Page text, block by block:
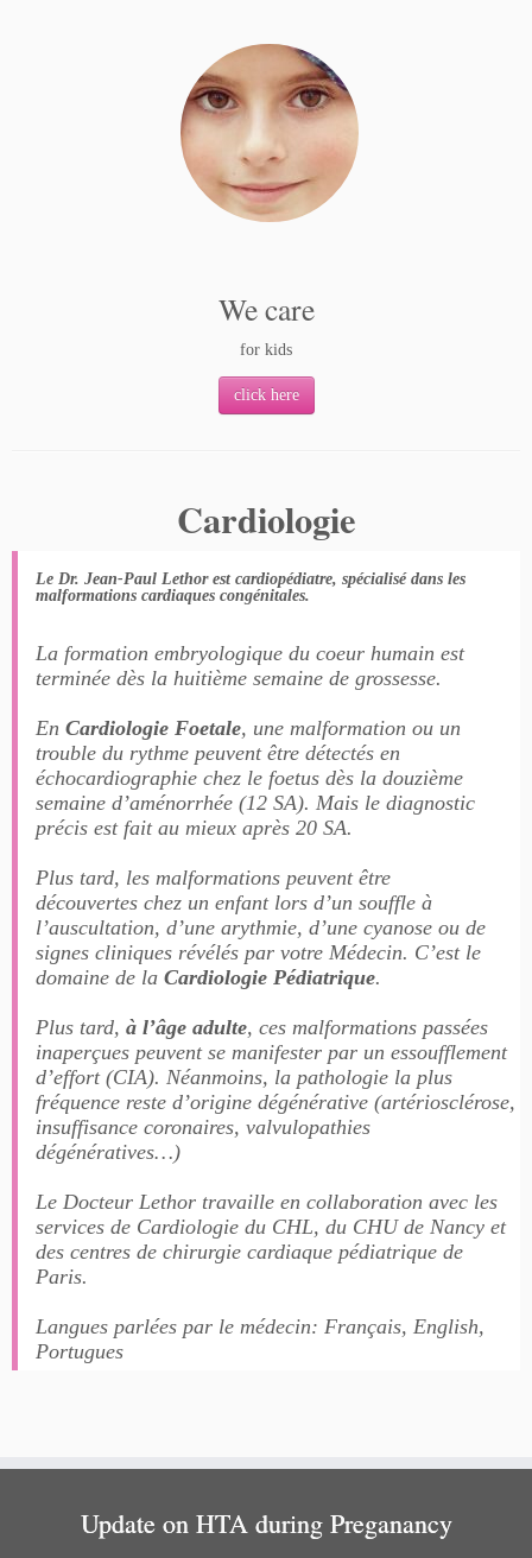
We care
for kids
click here
Cardiologie
Le Dr. Jean-Paul Lethor est cardiopédiatre, spécialisé dans les
malformations cardiaques congénitales.
La formation embryologique du coeur humain est
terminée dès la huitième semaine de grossesse.
En Cardiologie Foetale, une malformation ou un
trouble du rythme peuvent être détectés en
échocardiographie chez le foetus dès la douzième
semaine d’aménorrhée (12 SA). Mais le diagnostic
précis est fait au mieux après 20 SA.
Plus tard, les malformations peuvent être
découvertes chez un enfant lors d’un souffle à
l’auscultation, d’une arythmie, d’une cyanose ou de
signes cliniques révélés par votre Médecin. C’est le
domaine de la Cardiologie Pédiatrique.
Plus tard, à l’âge adulte, ces malformations passées
inaperçues peuvent se manifester par un essoufflement
d’effort (CIA). Néanmoins, la pathologie la plus
fréquence reste d’origine dégénérative (artériosclérose,
insuffisance coronaires, valvulopathies
dégénératives…)
Le Docteur Lethor travaille en collaboration avec les
services de Cardiologie du CHL, du CHU de Nancy et
des centres de chirurgie cardiaque pédiatrique de
Paris.
Langues parlées par le médecin: Français, English,
Portugues
Update on HTA during Preganancy